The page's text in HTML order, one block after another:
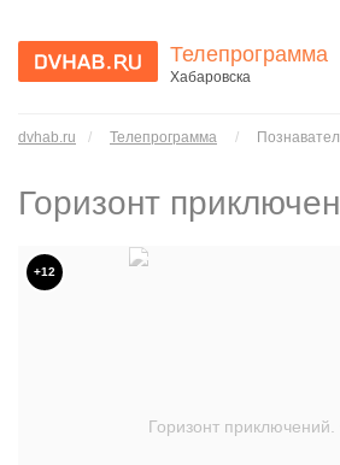
Хабаровска
Телепрограмма
Хабаровска
dvhab.ru / Телепрограмма /
Горизонт
+12